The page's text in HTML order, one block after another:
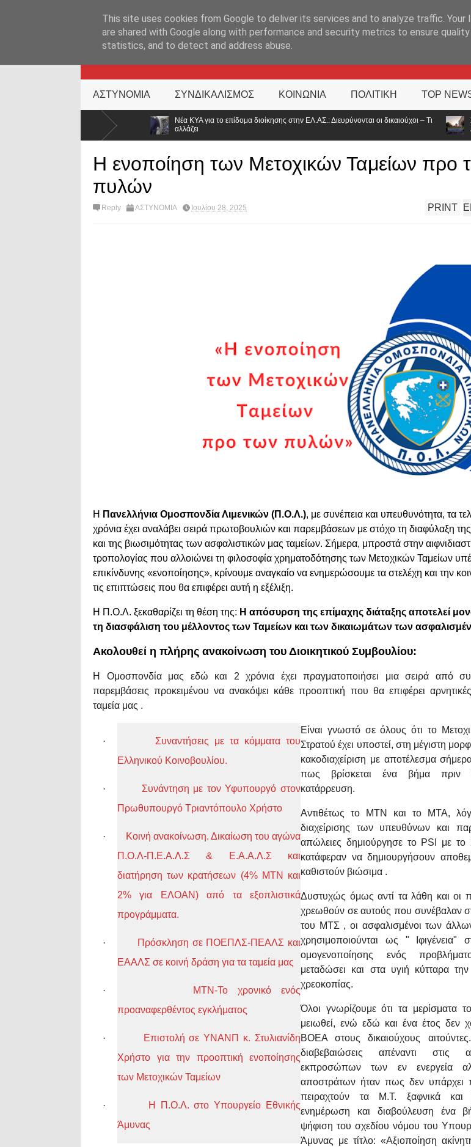
KATEHACKER
ΑΣΤΥΝΟΜΙΑ ΣΥΝΔΙΚΑΛΙΣΜΟΣ ΚΟΙΝΩΝΙΑ ΠΟΛΙΤΙΚΗ TOP
Νέα ΚΥΑ για το επίδομα διοίκησης στην ΕΛ.ΑΣ.: Διευρύνονται οι δικαιούχοι – Τι
Στα άκρα οι αστυνομικοί των
Η ενοποίηση των Μετοχικών Ταμείων προ
πυλών
Reply ΑΣΤΥΝΟΜΙΑ Ιουλίου 28, 2025 PRINT
Η Πανελλήνια Ομοσπονδία Λιμενικών (Π.Ο.Λ.), με συνέπεια και υπευθυνότητα, τα
χρόνια έχει αναλάβει σειρά πρωτοβουλιών και παρεμβάσεων με στόχο τη διαφύλαξη της
και της βιωσιμότητας των ασφαλιστικών μας ταμείων. Σήμερα, μπροστά στην
τροπολογίας που αλλοιώνει τη φιλοσοφία χρηματοδότησης των Μετοχικών Ταμείων
επικίνδυνης «ενοποίησης», κρίνουμε αναγκαίο να ενημερώσουμε τα στελέχη και την
τις επιπτώσεις που θα επιφέρει αυτή η εξέλιξη.
Η Π.Ο.Λ. ξεκαθαρίζει τη θέση της: Η απόσυρση της επίμαχης διάταξης αποτελεί
τη διασφάλιση του μέλλοντος των Ταμείων και των δικαιωμάτων των
Ακολουθεί η πλήρης ανακοίνωση του Διοικητικού Συμβουλίου:
Η Ομοσπονδία μας εδώ και 2 χρόνια έχει πραγματοποιήσει μια σειρά από
παρεμβάσεις προκειμένου να ανακόψει κάθε προοπτική που θα επιφέρει αρνητικές
ταμεία μας .
·
Συναντήσεις με τα κόμματα του
Ελληνικού Κοινοβουλίου.
·
Συνάντηση με τον Υφυπουργό στον
Πρωθυπουργό Τριαντόπουλο Χρήστο
·
Κοινή ανακοίνωση. Δικαίωση του αγώνα
Π.Ο.Λ-Π.Ε.Α.Λ.Σ & Ε.Α.Α.Λ.Σ και
διατήρηση των κρατήσεων (4% ΜΤΝ και
2% για ΕΛΟΑΝ) από τα εξοπλιστικά
προγράμματα.
·
Πρόσκληση σε ΠΟΕΠΛΣ-ΠΕΑΛΣ και
ΕΑΑΛΣ σε κοινή δράση για τα ταμεία μας
·
ΜΤΝ-Το χρονικό ενός
προαναφερθέντος εγκλήματος
·
Επιστολή σε ΥΝΑΝΠ κ. Στυλιανίδη
Χρήστο για την προοπτική ενοποίησης
των Μετοχικών Ταμείων
·
Η Π.Ο.Λ. στο Υπουργείο Εθνικής
Άμυνας
Είναι γνωστό σε όλους ότι το
Στρατού έχει υποστεί, στη μέγιστη
κακοδιαχείριση με αποτέλεσμα
πως βρίσκεται ένα βήμα πριν
κατάρρευση.
Αντιθέτως το ΜΤΝ και το ΜΤΑ,
διαχείρισης των υπευθύνων και
απώλειες δημιούργησε το PSI με το
κατάφεραν να δημιουργήσουν
καθιστούν βιώσιμα .
Δυστυχώς όμως αντί τα λάθη και οι
χρεωθούν σε αυτούς που συνέβαλαν
του ΜΤΣ , οι ασφαλισμένοι των
χρησιμοποιούνται ως " Ιφιγένεια"
ομογενοποίησης ενός
μεταδώσει και στα υγιή κύτταρα
χρεοκοπίας.
Όλοι γνωρίζουμε ότι τα μερίσματα
μειωθεί, ενώ εδώ και ένα έτος δεν
ΒΟΕΑ στους δικαιούχους
διαβεβαιώσεις απέναντι στις
εκπροσώπων των εν ενεργεία
αποστράτων ήταν πως δεν υπάρχει
πειραχτούν τα Μ.Τ. ξαφνικά και
ενημέρωση και διαβούλευση ένα
ψήφιση του σχεδίου νόμου του
Άμυνας με τίτλο: «Αξιοποίηση
This site uses cookies from Google to deliver its services and to analyze traffic. Your
are shared with Google along with performance and security metrics to ensure
statistics, and to detect and address abuse.